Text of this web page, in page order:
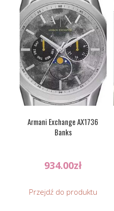
Armani Exchange AX1736
Banks
934.00zł
Przejdź do produktu